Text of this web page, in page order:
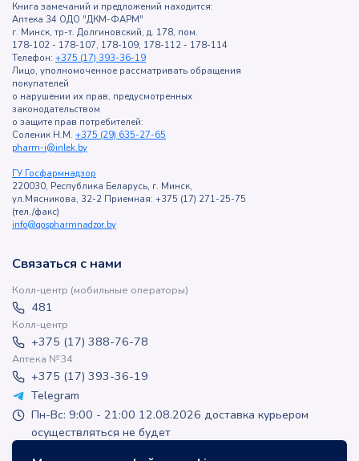
Книга замечаний и предложений находится:
Аптека 34 ОДО "ДКМ-ФАРМ"
г. Минск, тр-т. Долгиновский, д. 178, пом.
178-102 - 178-107, 178-109, 178-112 - 178-114
Телефон: +375 (17) 393-36-19
Лицо, уполномоченное рассматривать обращения
покупателей
о нарушении их прав, предусмотренных
законодательством
о защите прав потребителей:
Соленик Н.М. +375 (29) 635-27-65
pharm-i@inlek.by
ГУ Госфармнадзор
220030, Республика Беларусь, г. Минск,
ул.Мясникова, 32-2 Приемная: +375 (17) 271-25-75
(тел./факс)
info@gospharmnadzor.by
Связаться с нами
Колл-центр (мобильные операторы)
481
Колл-центр
+375 (17) 388-76-78
Аптека №34
+375 (17) 393-36-19
Telegram
Пн-Вс: 9:00 - 21:00 12.08.2026 доставка курьером
осуществляться не будет